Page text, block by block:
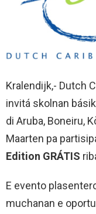
Kralendijk,- Dutch
invitá skolnan
di Aruba, Boneiru,
Maarten pa
Edition GRÁTIS
E evento
muchanan e